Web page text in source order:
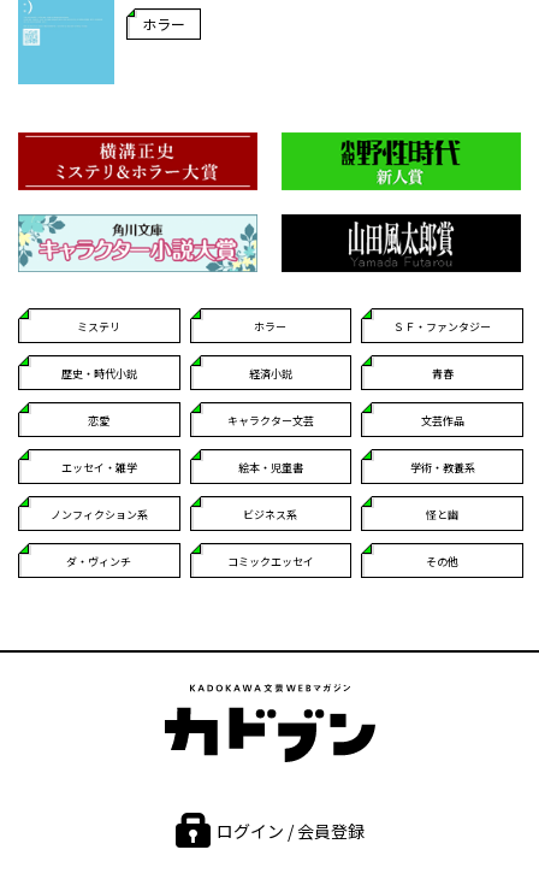
ホラー
ミステリ ホラー ＳＦ・ファンタジー
歴史・時代小説 経済小説 青春
恋愛 キャラクター文芸 文芸作品
エッセイ・雑学 絵本・児童書 学術・教養系
ノンフィクション系 ビジネス系 怪と幽
ダ・ヴィンチ コミックエッセイ その他
ログイン / 会員登録